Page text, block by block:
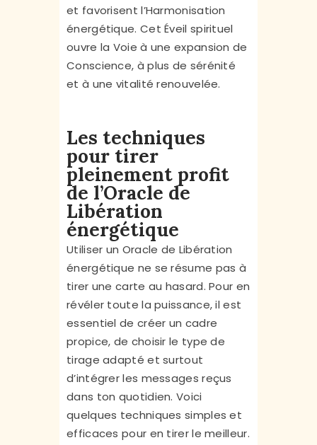
et favorisent l’Harmonisation
énergétique. Cet Éveil spirituel
ouvre la Voie à une expansion de
Conscience, à plus de sérénité
et à une vitalité renouvelée.
Les techniques
pour tirer
pleinement profit
de l’Oracle de
Libération
énergétique
Utiliser un Oracle de Libération
énergétique ne se résume pas à
tirer une carte au hasard. Pour en
révéler toute la puissance, il est
essentiel de créer un cadre
propice, de choisir le type de
tirage adapté et surtout
d’intégrer les messages reçus
dans ton quotidien. Voici
quelques techniques simples et
efficaces pour en tirer le meilleur.